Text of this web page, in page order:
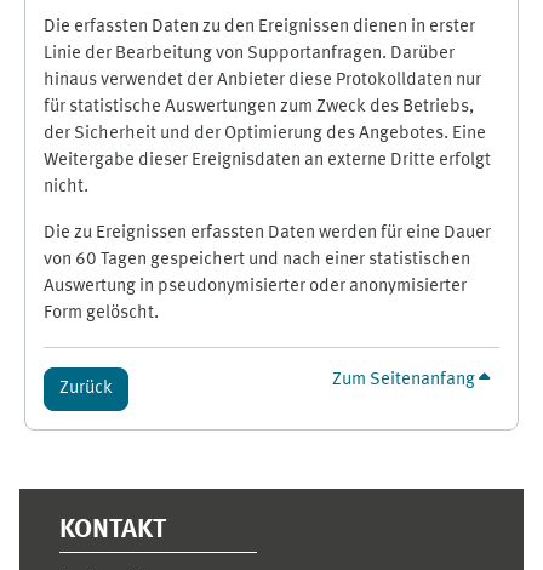
Die erfassten Daten zu den Ereignissen dienen in erster
Linie der Bearbeitung von Supportanfragen. Darüber
hinaus verwendet der Anbieter diese Protokolldaten nur
für statistische Auswertungen zum Zweck des Betriebs,
der Sicherheit und der Optimierung des Angebotes. Eine
Weitergabe dieser Ereignisdaten an externe Dritte erfolgt
nicht.
Die zu Ereignissen erfassten Daten werden für eine Dauer
von 60 Tagen gespeichert und nach einer statistischen
Auswertung in pseudonymisierter oder anonymisierter
Form gelöscht.
Zurück Zum Seitenanfang
KONTAKT